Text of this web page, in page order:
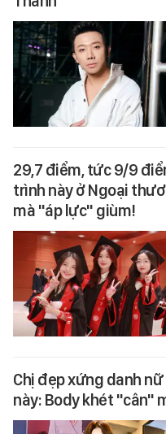
29,7 điểm, tức 9/9
trình này ở Ngoại
mà "áp lực" giùm!
Chị đẹp xứng danh
này: Body khét "cân"